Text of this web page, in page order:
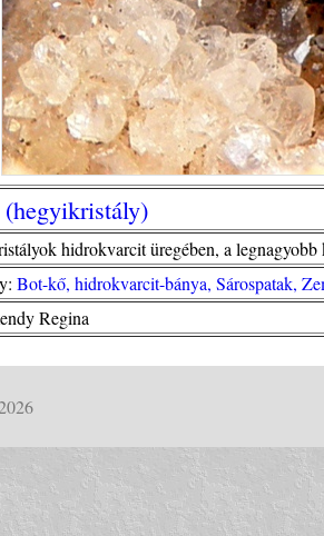
hidrokvarcit üregében, a
Bot-kő, hidrokvarcit-bánya, Sárospatak,
Regina